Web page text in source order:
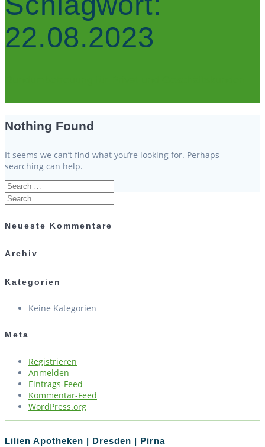
22.08.2023
Nothing Found
It seems we can’t find what you’re looking for. Perhaps
searching can help.
Search
for:
Search
for:
Neueste Kommentare
Archiv
Kategorien
Keine Kategorien
Meta
Registrieren
Anmelden
Eintrags-Feed
Kommentar-Feed
WordPress.org
Lilien Apotheken | Dresden | Pirna